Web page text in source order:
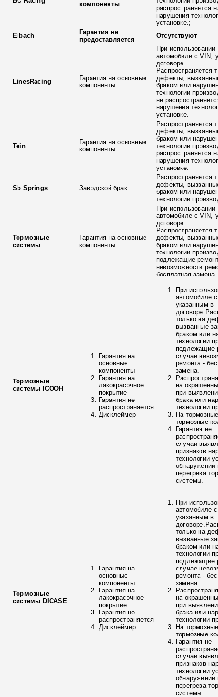
компоненты
распространяется
нарушения
установке.;
Eibach
Гарантия не
предоставляется
Отсутствуют
LinesRacing
Гарантия на основные
компоненты
При использовании
автомобиле с VIN,
договоре.
Распространяется
дефекты,
браком или
технологии
не
нарушения
установке.
Tein
Гарантия на основные
компоненты
Распространяется
дефекты,
браком или
технологии
распространяется
нарушения
установке.
Sb Springs Заводской брак
Распространяется
дефекты,
браком или
технологии
Тормозные
системы
Гарантия на основные
компоненты
При использовании
автомобиле с VIN,
договоре.
Распространяется
дефекты,
браком или
технологии
подлежащие
невозможности
бесплатная замена.
Тормозные
системы ICOOH
Гарантия на
основные
компоненты
Гарантия на
лакокрасочное
покрытие
Гарантия не
распространяется
Дисклеймер
При
автомобиле
указанным в
только на
вызванные
браком или
технологии
подлежащие
случае
ремонта -
замена.
на
при
брака или
технологии
На
тормозные
Гарантия не
случаи
признаков
технологии
обнаружении
перегрева
системы.
Тормозные
системы DICASE
Гарантия на
основные
компоненты
Гарантия на
лакокрасочное
покрытие
Гарантия не
распространяется
Дисклеймер
При
автомобиле
указанным в
только на
вызванные
браком или
технологии
подлежащие
случае
ремонта -
замена.
на
при
брака или
технологии
На
тормозные
Гарантия не
случаи
признаков
технологии
обнаружении
перегрева
системы.